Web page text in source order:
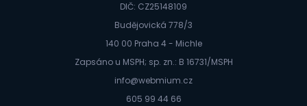
DIČ: CZ25148109
Budějovická 778/3
140 00 Praha 4 - Michle
Zapsáno u MSPH; sp. zn.: B 16731/MSPH
info@webmium.cz
605 99 44 66